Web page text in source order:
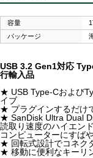
容量
パッケージ
USB 3.2 Gen1対応
行輸入品
★ USB Type-Cおよび
イブ
★ プラグインするだけ
★ SanDisk Ultra Dual
読取り速度のハイエン
コンピューターにすば
★ 回転式設計でコネク
★ 移動に便利なキーリ